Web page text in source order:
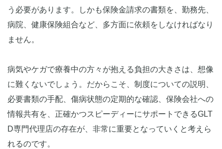
う必要があります。しかも保険金請求の書類を、勤務先、
病院、健康保険組合など、多方面に依頼をしなければなり
ません。
病気やケガで療養中の方々が抱える負担の大きさは、想像
に難くないでしょう。だからこそ、制度についての説明、
必要書類の手配、傷病状態の定期的な確認、保険会社への
情報共有を、正確かつスピーディーにサポートできるGLT
D専門代理店の存在が、非常に重要となっていくと考えら
れるのです。